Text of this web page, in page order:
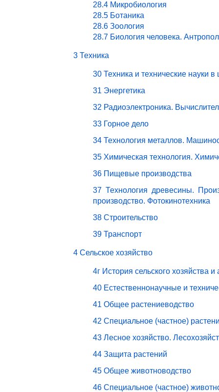
28.4 Микробиология
28.5 Ботаника
28.6 Зоология
28.7 Биология человека.
3 Техника
30 Техника и технические науки в
31 Энергетика
32 Радиоэлектроника.
33 Горное дело
34 Технология металлов.
35 Химическая технология.
36 Пищевые производства
37 Технология древесины.
производство. Фотокинотехника
38 Строительство
39 Транспорт
4 Сельское хозяйство
4г История сельского хозяйства
40 Естественнонаучные и
41 Общее растениеводство
42 Специальное (частное)
43 Лесное хозяйство.
44 Защита растений
45 Общее животноводство
46 Специальное (частное)